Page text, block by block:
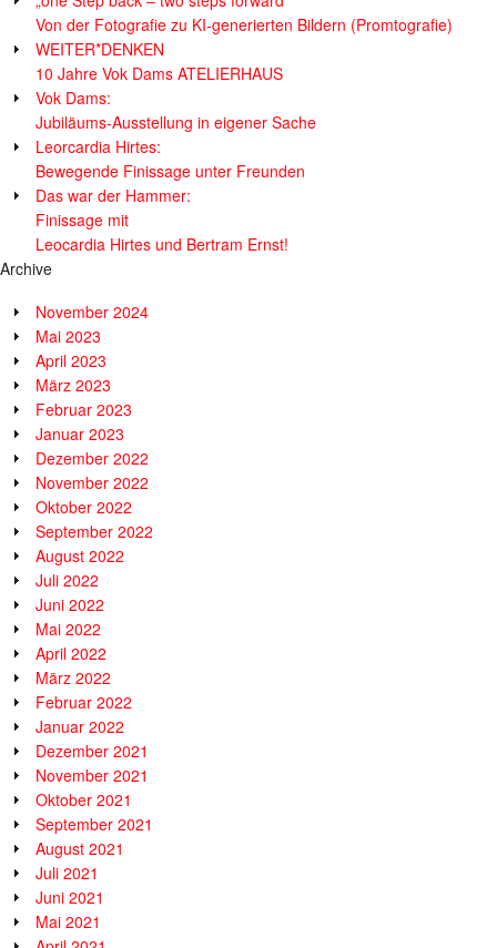
Von der Fotografie zu KI-generierten Bildern (Promtografie)
WEITER*DENKEN
10 Jahre Vok Dams ATELIERHAUS
Vok Dams:
Jubiläums-Ausstellung in eigener Sache
Leorcardia Hirtes:
Bewegende Finissage unter Freunden
Das war der Hammer:
Finissage mit
Leocardia Hirtes und Bertram Ernst!
Archive
November 2024
Mai 2023
April 2023
März 2023
Februar 2023
Januar 2023
Dezember 2022
November 2022
Oktober 2022
September 2022
August 2022
Juli 2022
Juni 2022
Mai 2022
April 2022
März 2022
Februar 2022
Januar 2022
Dezember 2021
November 2021
Oktober 2021
September 2021
August 2021
Juli 2021
Juni 2021
Mai 2021